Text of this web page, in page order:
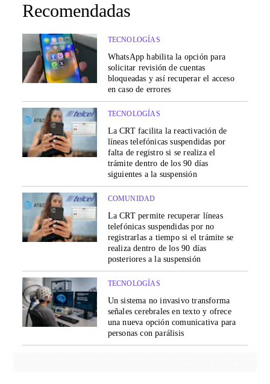
Recomendadas
TECNOLOGÍAS
WhatsApp habilita la opción para
solicitar revisión de cuentas
bloqueadas y así recuperar el acceso
en caso de errores
TECNOLOGÍAS
La CRT facilita la reactivación de
líneas telefónicas suspendidas por
falta de registro si se realiza el
trámite dentro de los 90 días
siguientes a la suspensión
COMUNIDAD
La CRT permite recuperar líneas
telefónicas suspendidas por no
registrarlas a tiempo si el trámite se
realiza dentro de los 90 días
posteriores a la suspensión
TECNOLOGÍAS
Un sistema no invasivo transforma
señales cerebrales en texto y ofrece
una nueva opción comunicativa para
personas con parálisis